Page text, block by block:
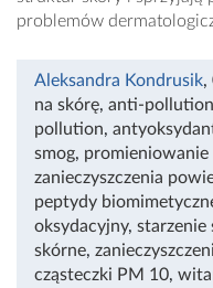
problemów
Aleksandra Kondrusik,
na skórę, anti-pollution
pollution,
smog, promieniowanie
zanieczyszczenia
peptydy
oksydacyjny, starzenie
skórne,
cząsteczki PM 10,